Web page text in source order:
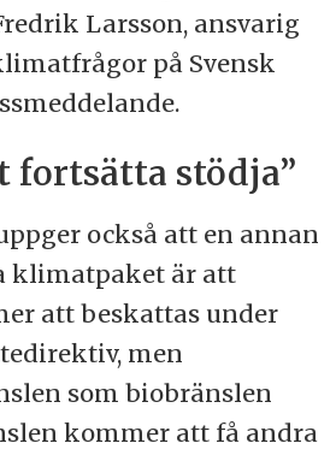
Larsson, ansvarig
på Svensk
fortsätta stödja”
också att en annan
klimatpaket är att
att beskattas under
men
som biobränslen
kommer att få andra